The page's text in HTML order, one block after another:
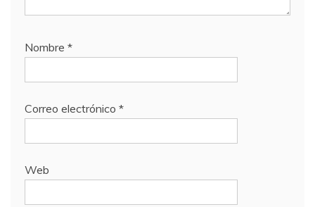
Nombre *
Correo electrónico *
Web